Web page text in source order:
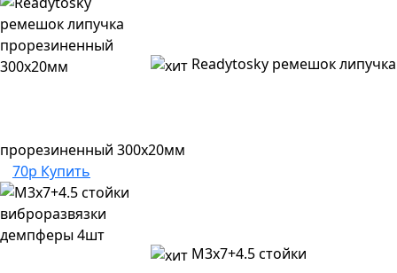
Readytosky ремешок липучка
прорезиненный 300х20мм
70р Купить
M3х7+4.5 стойки